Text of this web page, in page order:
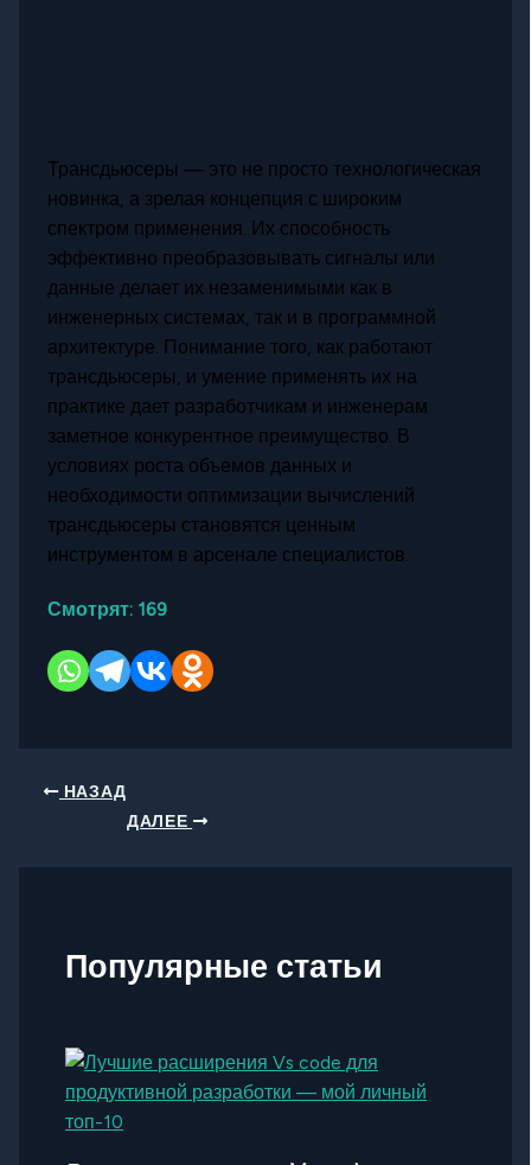
Трансдьюсеры — это не просто технологическая
новинка, а зрелая концепция с широким
спектром применения. Их способность
эффективно преобразовывать сигналы или
данные делает их незаменимыми как в
инженерных системах, так и в программной
архитектуре. Понимание того, как работают
трансдьюсеры, и умение применять их на
практике дает разработчикам и инженерам
заметное конкурентное преимущество. В
условиях роста объемов данных и
необходимости оптимизации вычислений
трансдьюсеры становятся ценным
инструментом в арсенале специалистов.
Смотрят: 169
НАЗАД
ДАЛЕЕ
Популярные статьи